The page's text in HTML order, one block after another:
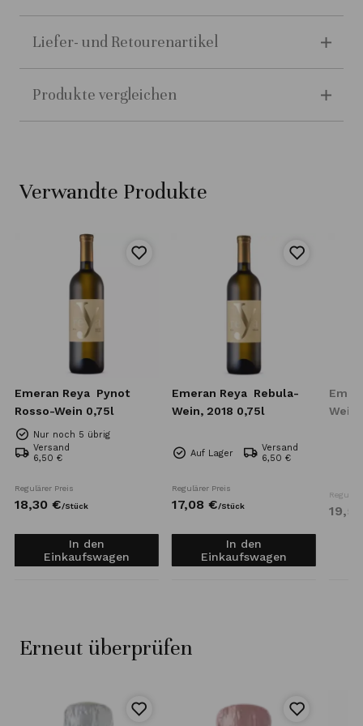
Liefer- und Retourenartikel
Produkte vergleichen
Verwandte Produkte
Emeran Reya Pynot
Rosso-Wein 0,75l
Nur noch 5 übrig
Versand
6,50 €
Regulärer Preis
18,30 €/Stück
In den
Einkaufswagen
Emeran Reya Rebula-
Wein, 2018 0,75l
Auf Lager
Versand
6,50 €
Regulärer Preis
17,08 €/Stück
In den
Einkaufswagen
19,52
Erneut überprüfen